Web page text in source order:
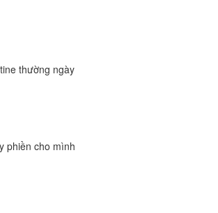
thường ngày
phiền cho mình